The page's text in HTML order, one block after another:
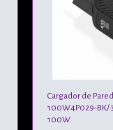
Cargador de
100W4P029-BK/
100W